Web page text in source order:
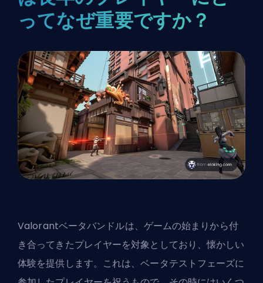
ってなぜ重要ですか？
Valorantベータバンドルは、ゲームの始まりから付
き合ってきたプレイヤーを対象としており、懐かしい
体験を提供します。これは、ベータテストフェーズに